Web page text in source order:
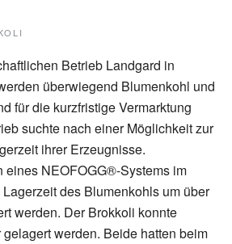
Betrieb Landgard in
überwiegend Blumenkohl und
für die kurzfristige Vermarktung
suchte nach einer Möglichkeit zur
ihrer Erzeugnisse.
eines NEOFOGG®-Systems im
des Blumenkohls um über
werden. Der Brokkoli konnte
werden. Beide hatten beim